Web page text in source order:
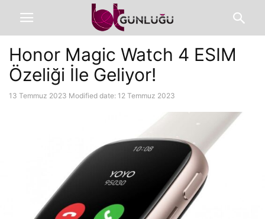
Honor Magic Watch 4 ESIM
Özeliği İle Geliyor!
13 Temmuz 2023 Modified date: 12 Temmuz 2023